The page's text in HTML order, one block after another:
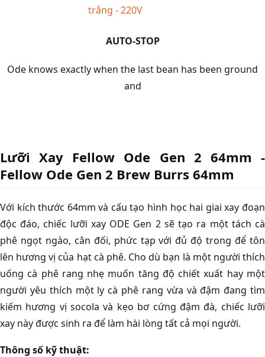
AUTO-STOP
Ode knows exactly when the last bean has been ground
and
Lưỡi Xay Fellow Ode Gen 2 64mm -
Fellow Ode Gen 2 Brew Burrs 64mm
Với kích thước 64mm và cấu tạo hình học hai giai xay đoạn
độc đáo, chiếc lưỡi xay ODE Gen 2 sẽ tạo ra một tách cà
phê ngọt ngào, cân đối, phức tạp với đủ độ trong để tôn
lên hương vị của hạt cà phê. Cho dù bạn là một người thích
uống cà phê rang nhẹ muốn tăng độ chiết xuất hay một
người yêu thích một ly cà phê rang vừa và đậm đang tìm
kiếm hương vị socola và kẹo bơ cứng đậm đà, chiếc lưỡi
xay này được sinh ra để làm hài lòng tất cả mọi người.
Thông số kỹ thuật: